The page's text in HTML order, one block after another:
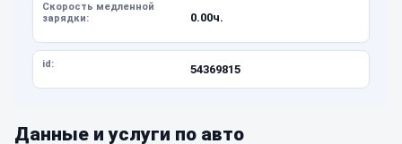
Скорость медленной
зарядки:
0.00ч.
id: 54369815
Данные и услуги по авто